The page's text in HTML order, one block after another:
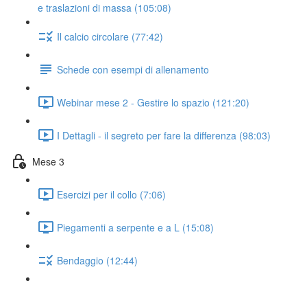
e traslazioni di massa (105:08)
Il calcio circolare (77:42)
Schede con esempi di allenamento
Webinar mese 2 - Gestire lo spazio (121:20)
I Dettagli - il segreto per fare la differenza (98:03)
Mese 3
Esercizi per il collo (7:06)
Piegamenti a serpente e a L (15:08)
Bendaggio (12:44)